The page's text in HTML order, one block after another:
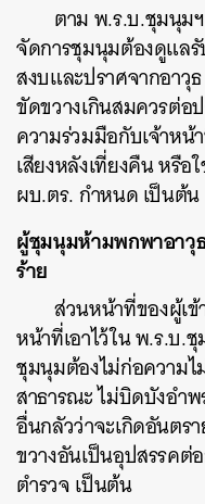
ตาม พ.ร.บ.ชุมนุม
จัดการชุมนุมต้องดูแล
สงบและปราศจากอาวุ
ขัดขวางเกินสมควรต่อ
ความร่วมมือกับเจ้าหน้
เสียงหลังเที่ยงคืน หรือ
ผบ.ตร. กำหนด เป็นต้น
ผู้ชุมนุมห้ามพกพาอาวุ
ร้าย
ส่วนหน้าที่ของผู้เ
หน้าที่เอาไว้ใน พ.ร.บ.
ชุมนุมต้องไม่ก่อความ
สาธารณะ ไม่บิดบังอำ
อื่นกลัวว่าจะเกิดอันตร
ขวางอันเป็นอุปสรรคต่
ตำรวจ เป็นต้น
ค้นหา
SHARE